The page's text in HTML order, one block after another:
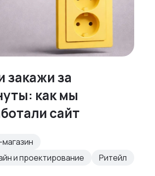
закажи за
как мы
сайт
и проектирование
Ритейл